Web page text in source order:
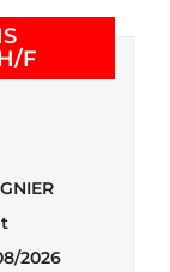
F(Nouvelle
2026